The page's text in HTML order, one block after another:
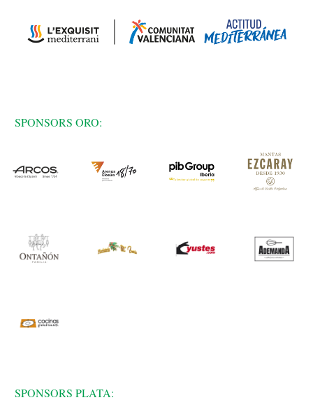
SPONSORS ORO:
SPONSORS PLATA: